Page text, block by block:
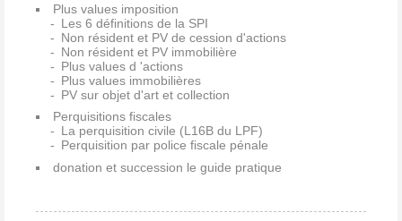
Plus values imposition
Les 6 définitions de la SPI
Non résident et PV de cession d'actions
Non résident et PV immobilière
Plus values d 'actions
Plus values immobilières
PV sur objet d'art et collection
Perquisitions fiscales
La perquisition civile (L16B du LPF)
Perquisition par police fiscale pénale
donation et succession le guide pratique